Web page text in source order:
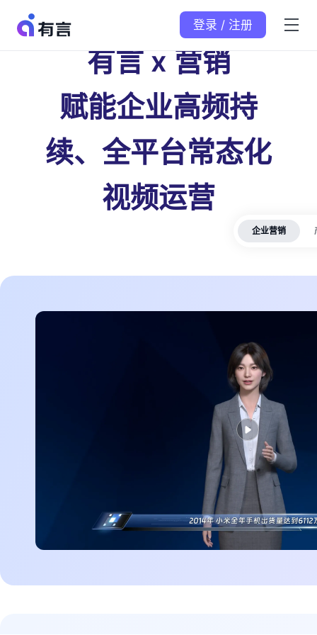
有言 x 营销
赋能企业高频持
续、全平台常态化
视频运营
企业营销
登录 / 注册